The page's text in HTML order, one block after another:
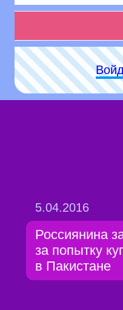
5.04.2016
Россиянина
за попытку
в Пакистане